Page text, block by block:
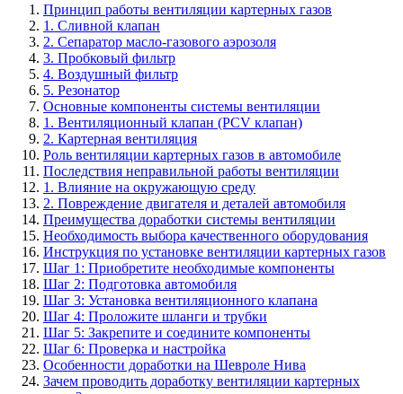
Принцип работы вентиляции картерных газов
1. Сливной клапан
2. Сепаратор масло-газового аэрозоля
3. Пробковый фильтр
4. Воздушный фильтр
5. Резонатор
Основные компоненты системы вентиляции
1. Вентиляционный клапан (PCV клапан)
2. Картерная вентиляция
Роль вентиляции картерных газов в автомобиле
Последствия неправильной работы вентиляции
1. Влияние на окружающую среду
2. Повреждение двигателя и деталей автомобиля
Преимущества доработки системы вентиляции
Необходимость выбора качественного оборудования
Инструкция по установке вентиляции картерных газов
Шаг 1: Приобретите необходимые компоненты
Шаг 2: Подготовка автомобиля
Шаг 3: Установка вентиляционного клапана
Шаг 4: Проложите шланги и трубки
Шаг 5: Закрепите и соедините компоненты
Шаг 6: Проверка и настройка
Особенности доработки на Шевроле Нива
Зачем проводить доработку вентиляции картерных